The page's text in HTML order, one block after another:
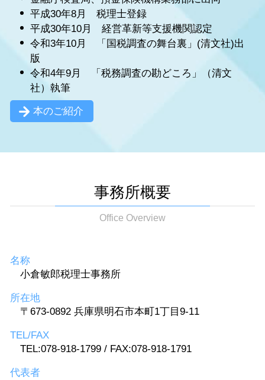
平成30年8月 税理士登録
平成30年10月 経営革新等支援機関認定
令和3年10月 「国税調査の舞台裏」(清文社)出
版
令和4年9月 「税務調査の勘どころ」（清文
社）執筆
本のご紹介
事務所概要
Office Overview
名称
小倉敏郎税理士事務所
所在地
〒673-0892 兵庫県明石市本町1丁目9-11
TEL/FAX
TEL:078-918-1799 / FAX:078-918-1791
代表者